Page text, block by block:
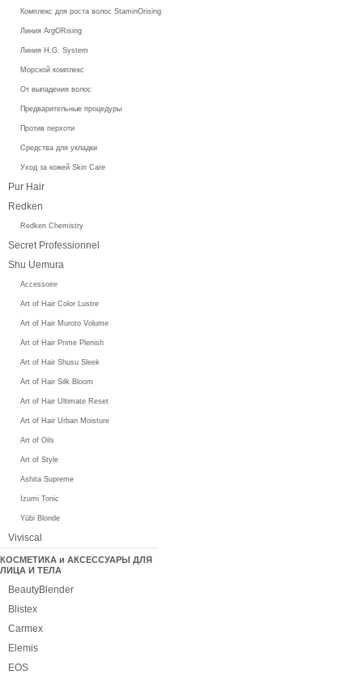
Комплекс для роста волос StaminOrising
Линия ArgORising
Линия H.G. System
Морской комплекс
От выпадения волос
Предварительные процедуры
Против перхоти
Средства для укладки
Уход за кожей Skin Care
Pur Hair
Redken
Redken Chemistry
Secret Professionnel
Shu Uemura
Accessoire
Art of Hair Color Lustre
Art of Hair Muroto Volume
Art of Hair Prime Plenish
Art of Hair Shusu Sleek
Art of Hair Silk Bloom
Art of Hair Ultimate Reset
Art of Hair Urban Moisture
Art of Oils
Art of Style
Ashita Supreme
Izumi Tonic
Yūbi Blonde
Viviscal
КОСМЕТИКА и АКСЕССУАРЫ ДЛЯ
ЛИЦА И ТЕЛА
BeautyBlender
Blistex
Carmex
Elemis
EOS